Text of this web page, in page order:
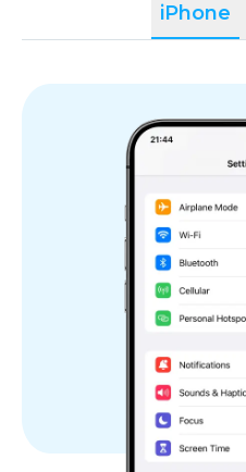
iPhone